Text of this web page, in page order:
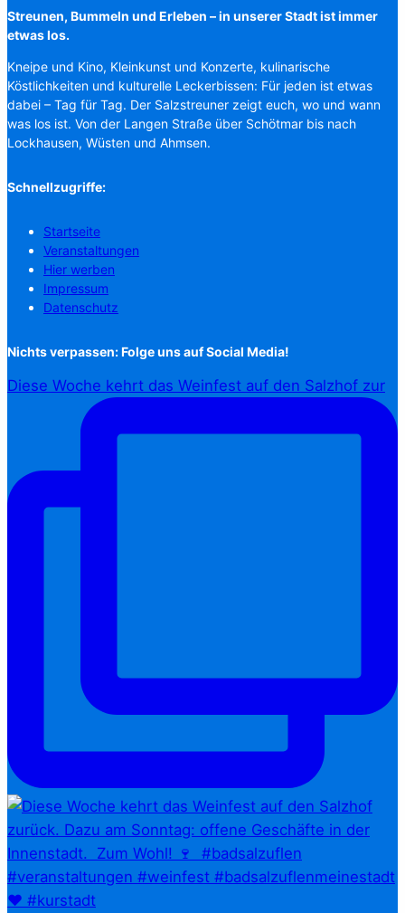
Streunen, Bummeln und Erleben – in unserer Stadt ist immer
etwas los.
Kneipe und Kino, Kleinkunst und Konzerte, kulinarische
Köstlichkeiten und kulturelle Leckerbissen: Für jeden ist etwas
dabei – Tag für Tag. Der Salzstreuner zeigt euch, wo und wann
was los ist. Von der Langen Straße über Schötmar bis nach
Lockhausen, Wüsten und Ahmsen.
Schnellzugriffe:
Startseite
Veranstaltungen
Hier werben
Impressum
Datenschutz
Nichts verpassen: Folge uns auf Social Media!
Diese Woche kehrt das Weinfest auf den Salzhof zur